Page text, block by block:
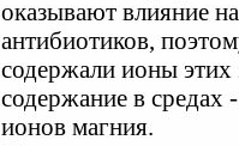
оказывают влияние
антибиотиков,
содержали ионы
содержание в средах
ионов магния.